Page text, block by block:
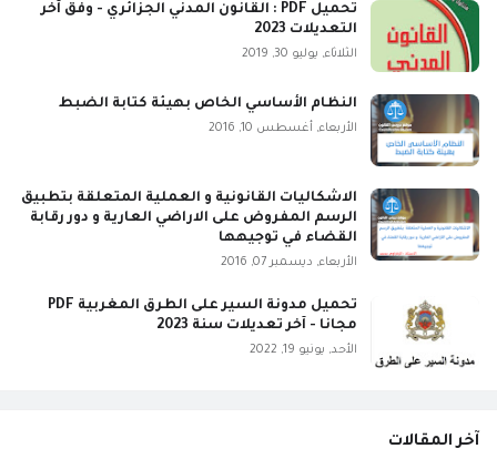
تحميل PDF : القانون المدني الجزائري - وفق آخر
التعديلات 2023
الثلاثاء, يوليو 30, 2019
النظام الأساسي الخاص بهيئة كتابة الضبط
الأربعاء, أغسطس 10, 2016
الاشكاليات القانونية و العملية المتعلقة بتطبيق
الرسم المفروض على الاراضي العارية و دور رقابة
القضاء في توجيهها
الأربعاء, ديسمبر 07, 2016
تحميل مدونة السير على الطرق المغربية PDF
مجانا - آخر تعديلات سنة 2023
الأحد, يونيو 19, 2022
آخر المقالات